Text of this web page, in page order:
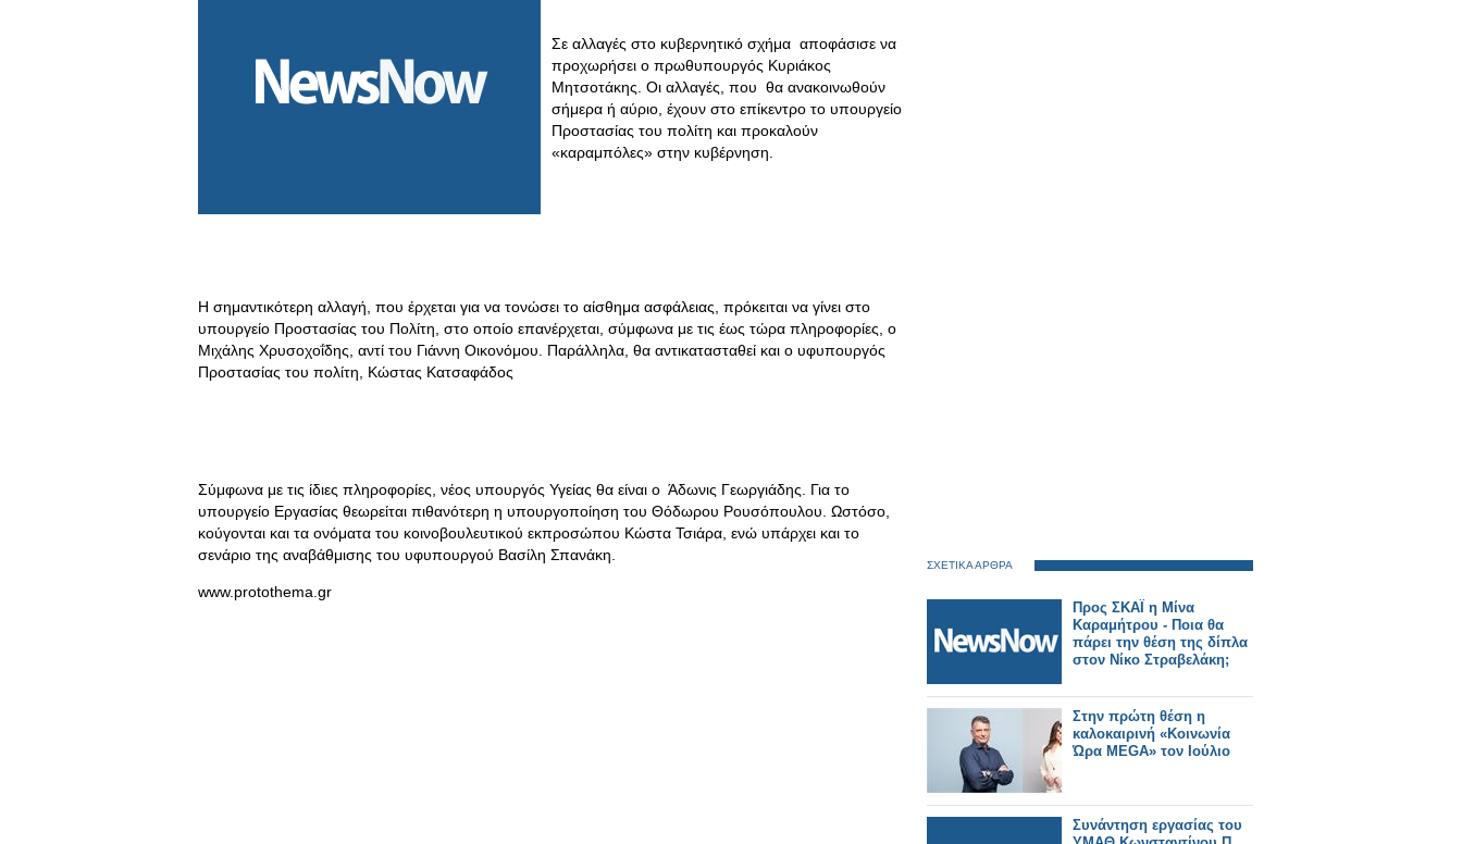
Σε αλλαγές στο κυβερνητικό σχήμα αποφάσισε να
προχωρήσει ο πρωθυπουργός Κυριάκος
Μητσοτάκης. Οι αλλαγές, που θα ανακοινωθούν
σήμερα ή αύριο, έχουν στο επίκεντρο το υπουργείο
Προστασίας του πολίτη και προκαλούν
«καραμπόλες» στην κυβέρνηση.
Η σημαντικότερη αλλαγή, που έρχεται για να τονώσει το αίσθημα ασφάλειας, πρόκειται να γίνει στο
υπουργείο Προστασίας του Πολίτη, στο οποίο επανέρχεται, σύμφωνα με τις έως τώρα πληροφορίες, ο
Μιχάλης Χρυσοχοΐδης, αντί του Γιάννη Οικονόμου. Παράλληλα, θα αντικατασταθεί και ο υφυπουργός
Προστασίας του πολίτη, Κώστας Κατσαφάδος
Σύμφωνα με τις ίδιες πληροφορίες, νέος υπουργός Υγείας θα είναι ο Άδωνις Γεωργιάδης. Για το
υπουργείο Εργασίας θεωρείται πιθανότερη η υπουργοποίηση του Θόδωρου Ρουσόπουλου. Ωστόσο,
κούγονται και τα ονόματα του κοινοβουλευτικού εκπροσώπου Κώστα Τσιάρα, ενώ υπάρχει και το
σενάριο της αναβάθμισης του υφυπουργού Βασίλη Σπανάκη.
www.protothema.gr
ΣΧΕΤΙΚΑ ΑΡΘΡΑ
Προς ΣΚΑΪ η Μίνα
Καραμήτρου - Ποια θα
πάρει την θέση της δίπλα
στον Νίκο Στραβελάκη;
Στην πρώτη θέση η
καλοκαιρινή «Κοινωνία
Ώρα MEGA» τον Ιούλιο
Συνάντηση εργασίας του